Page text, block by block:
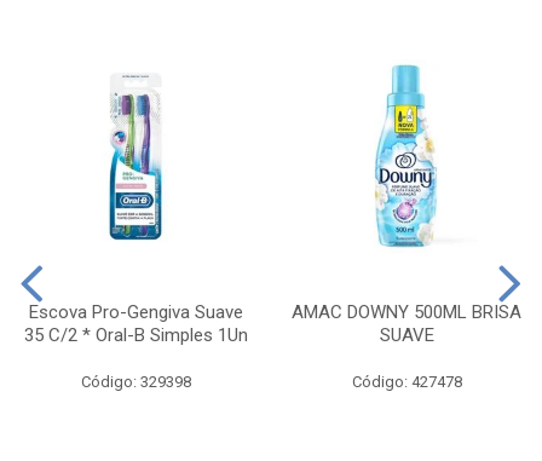
Escova Pro-Gengiva Suave
35 C/2 * Oral-B Simples 1Un
Código: 329398
AMAC DOWNY 500ML BRISA
SUAVE
Código: 427478